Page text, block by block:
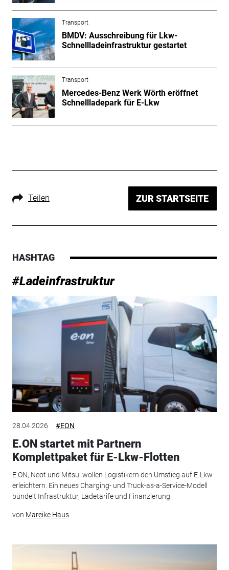
Transport
BMDV: Ausschreibung für Lkw-
Schnellladeinfrastruktur gestartet
Transport
Mercedes-Benz Werk Wörth eröffnet
Schnellladepark für E-Lkw
Teilen ZUR STARTSEITE
HASHTAG
#Ladeinfrastruktur
28.04.2026 #EON
E.ON startet mit Partnern
Komplettpaket für E-Lkw-Flotten
E.ON, Neot und Mitsui wollen Logistikern den Umstieg auf E-Lkw
erleichtern. Ein neues Charging- und Truck-as-a-Service-Modell
bündelt Infrastruktur, Ladetarife und Finanzierung.
von Mareike Haus